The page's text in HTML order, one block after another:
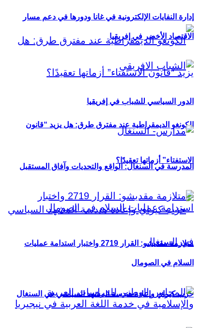
الكونغو الديمقراطية عند مفترق طرق: هل يزيد “قانون
الاستفتاء” أزماتها تعقيدًا؟
حزب كيراي وإعادة هندسة المشهد السياسي في السنغال
إدارة النفايات الإلكترونية في غانا ودورها في دعم مسار
الاقتصاد الأخضر في إفريقيا
الدور السياسي للشباب في إفريقيا
المدرسة في السنغال: الواقع والتحديات وآفاق المستقبل
متلازمة مقديشو: القرار 2719 واختبار استدامة عمليات
السلام في الصومال